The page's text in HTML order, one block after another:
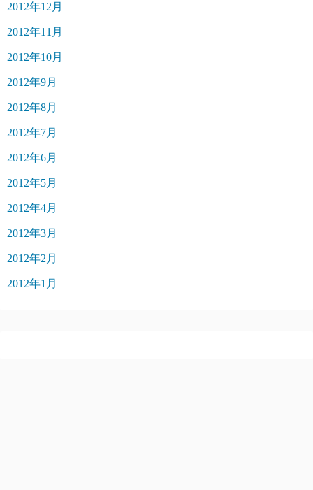
2012年12月
2012年11月
2012年10月
2012年9月
2012年8月
2012年7月
2012年6月
2012年5月
2012年4月
2012年3月
2012年2月
2012年1月